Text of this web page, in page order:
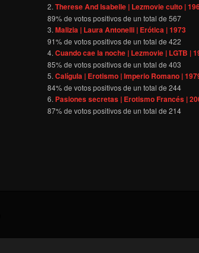
Therese And Isabelle | Lezmovie culto |
89% de votos positivos de un total de567
Malizia | Laura Antonelli | Erótica | 1973
91% de votos positivos de un total de422
Cuando cae la noche | Lezmovie | LGTB |
85% de votos positivos de un total de403
Calígula | Erotismo | Imperio Romano |
84% de votos positivos de un total de244
Pasiones secretas | Erotismo Francés |
87% de votos positivos de un total de214